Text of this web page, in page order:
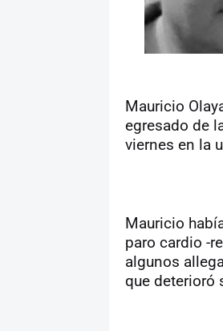
Mauricio
egresado de
viernes en la
Mauricio
paro cardio -
algunos
que deterioró